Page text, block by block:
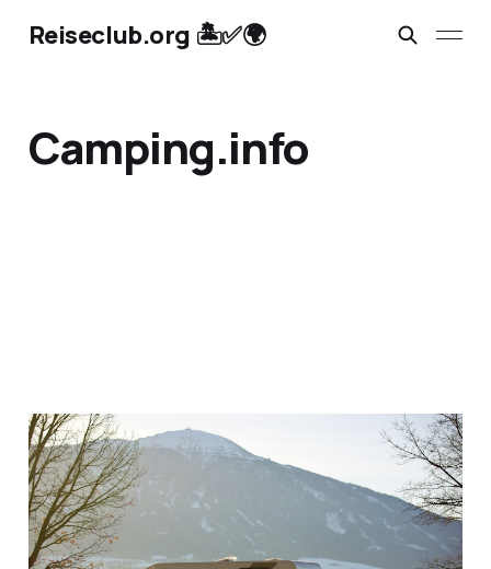
Reiseclub.org 🏝️✅🌍
Camping.info
Die 4 besten Camping-
Webseiten für deinen
Urlaub